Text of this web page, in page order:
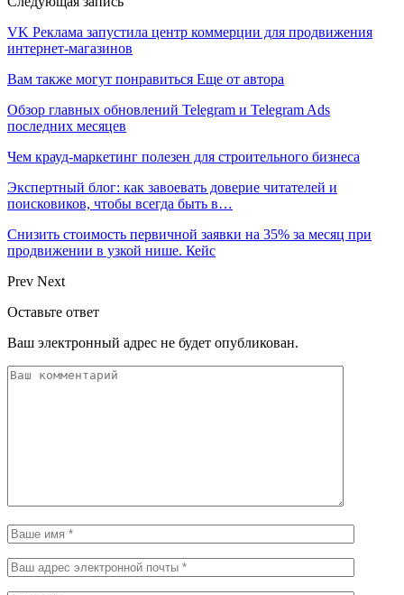
VK Реклама запустила центр коммерции для продвижения
интернет-магазинов
Вам также могут понравиться Еще от автора
Обзор главных обновлений Telegram и Telegram Ads
последних месяцев
Чем крауд-маркетинг полезен для строительного бизнеса
Экспертный блог: как завоевать доверие читателей и
поисковиков, чтобы всегда быть в…
Снизить стоимость первичной заявки на 35% за месяц при
продвижении в узкой нише. Кейс
Prev Next
Оставьте ответ
Ваш электронный адрес не будет опубликован.